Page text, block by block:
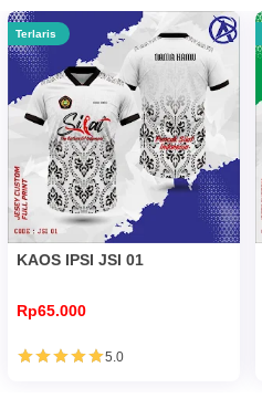
Terlaris
KAOS IPSI JSI 01
Rp65.000
5.0